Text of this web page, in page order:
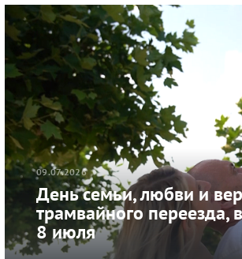
09.07.2026
День семьи, любви и
трамвайного
8 июля